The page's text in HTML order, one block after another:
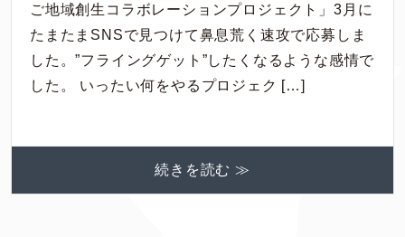
ご地域創生コラボレーションプロジェクト」3月に
たまたまSNSで見つけて鼻息荒く速攻で応募しま
した。”フライングゲット”したくなるような感情で
した。 いったい何をやるプロジェク […]
続きを読む ≫